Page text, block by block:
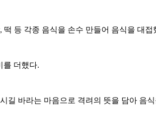
등 각종 음식을 손수 만들어 음식을 대접
를 더했다.
길 바라는 마음으로 격려의 뜻을 담아 음